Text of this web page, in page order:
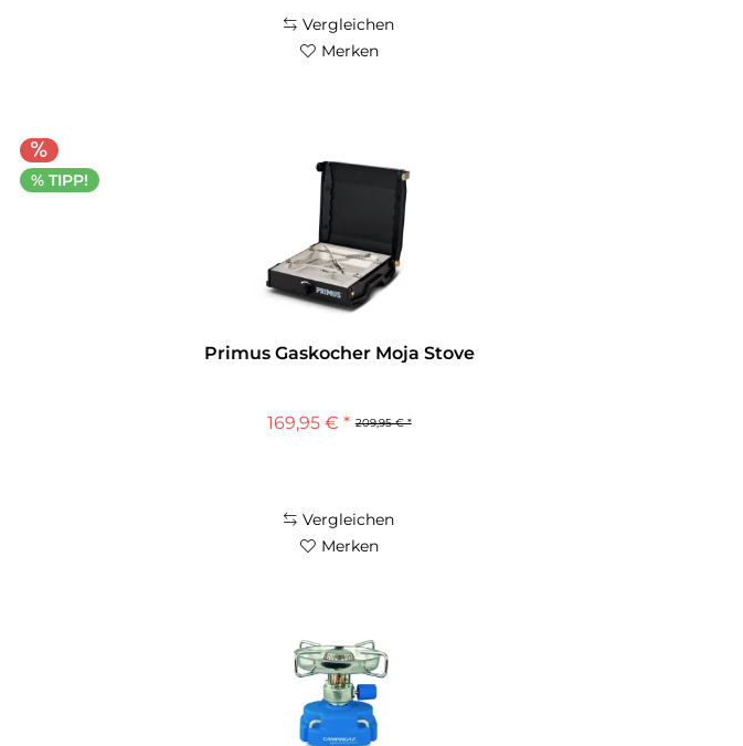
Vergleichen
Merken
% TIPP!
Primus Gaskocher Moja Stove
209,95 € *
169,95 € *
Vergleichen
Merken